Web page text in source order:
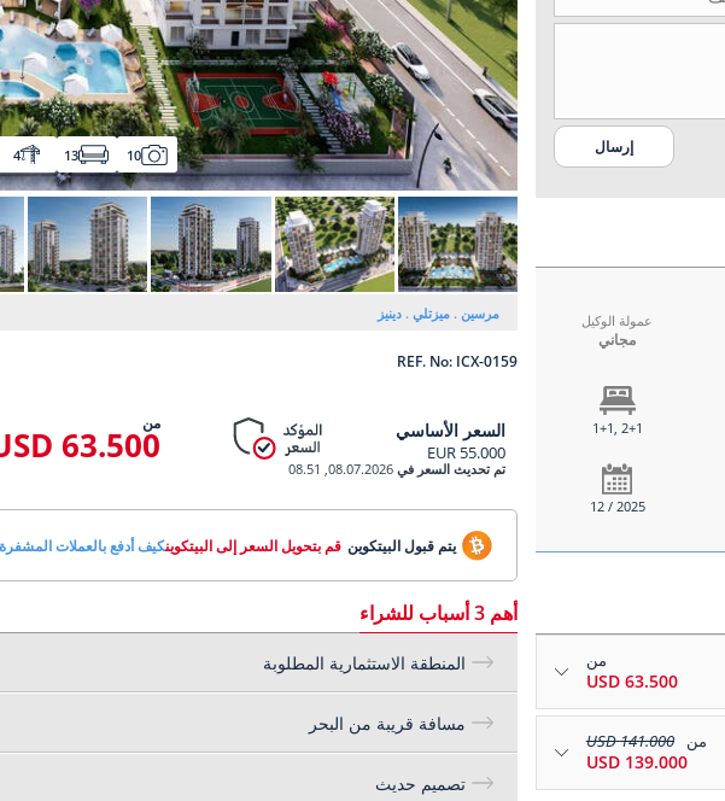
10
13
4
مرسين ميزتلي دينيز
REF. No: ICX-0159
السعر الأساسي
55.000 EUR
من
63.500 USD
تم تحديث السعر في08.07.2026, 08.51
يتم قبول البيتكوين قم بتحويل السعر إلى البيتكوينكيف أدفع بالعملات
عمولة الوكيل
مجاني
1+1, 2+1
12 / 2025
من
63.500 USD
من 141.000 USD
139.000 USD
أهم 3 أسباب للشراء
المنطقة الاستثمارية المطلوبة
مسافة قريبة من البحر
تصميم حديث